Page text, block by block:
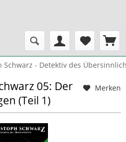
Schwarz - Detektiv des
Merken
05: Der
(Teil 1)